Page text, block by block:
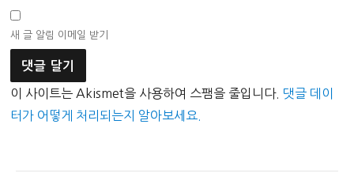
새 글 알림 이메일 받기
이 사이트는 Akismet을 사용하여 스팸을 줄입니다. 댓글 데이
터가 어떻게 처리되는지 알아보세요.